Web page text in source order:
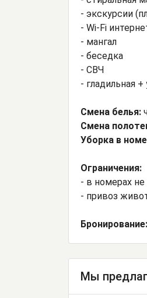
- экскурсии
- Wi-Fi
- мангал
- беседка
- СВЧ
- гладильная
Смена белья:
Смена
Уборка в
Ограничения:
- в номерах не
- привоз
Бронирование:
Мы